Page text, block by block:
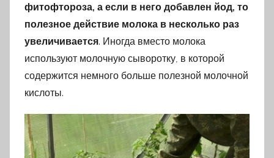
фитофтороза, а если в него добавлен йод, то
полезное действие молока в несколько раз
увеличивается. Иногда вместо молока
используют молочную сыворотку, в которой
содержится немного больше полезной молочной
кислоты.